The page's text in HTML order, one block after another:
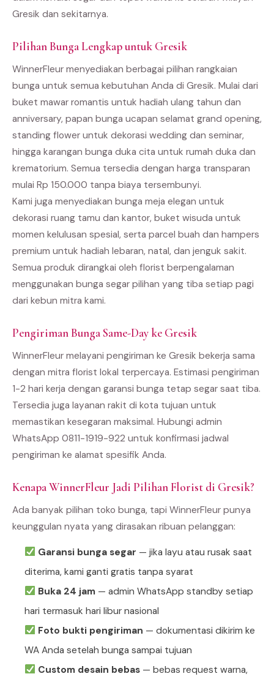
Gresik dan sekitarnya.
Pilihan Bunga Lengkap untuk Gresik
WinnerFleur menyediakan berbagai pilihan rangkaian
bunga untuk semua kebutuhan Anda di Gresik. Mulai dari
buket mawar romantis untuk hadiah ulang tahun dan
anniversary, papan bunga ucapan selamat grand opening,
standing flower untuk dekorasi wedding dan seminar,
hingga karangan bunga duka cita untuk rumah duka dan
krematorium. Semua tersedia dengan harga transparan
mulai Rp 150.000 tanpa biaya tersembunyi.
Kami juga menyediakan bunga meja elegan untuk
dekorasi ruang tamu dan kantor, buket wisuda untuk
momen kelulusan spesial, serta parcel buah dan hampers
premium untuk hadiah lebaran, natal, dan jenguk sakit.
Semua produk dirangkai oleh florist berpengalaman
menggunakan bunga segar pilihan yang tiba setiap pagi
dari kebun mitra kami.
Pengiriman Bunga Same-Day ke Gresik
WinnerFleur melayani pengiriman ke Gresik bekerja sama
dengan mitra florist lokal terpercaya. Estimasi pengiriman
1-2 hari kerja dengan garansi bunga tetap segar saat tiba.
Tersedia juga layanan rakit di kota tujuan untuk
memastikan kesegaran maksimal. Hubungi admin
WhatsApp 0811-1919-922 untuk konfirmasi jadwal
pengiriman ke alamat spesifik Anda.
Kenapa WinnerFleur Jadi Pilihan Florist di Gresik?
Ada banyak pilihan toko bunga, tapi WinnerFleur punya
keunggulan nyata yang dirasakan ribuan pelanggan:
Garansi bunga segar — jika layu atau rusak saat
diterima, kami ganti gratis tanpa syarat
Buka 24 jam— admin WhatsApp standby setiap
hari termasuk hari libur nasional
Foto bukti pengiriman — dokumentasi dikirim ke
WA Anda setelah bunga sampai tujuan
Custom desain bebas— bebas request warna,